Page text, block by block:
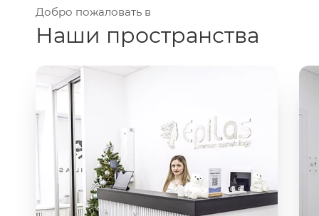
Добро пожаловать в
Наши пространства